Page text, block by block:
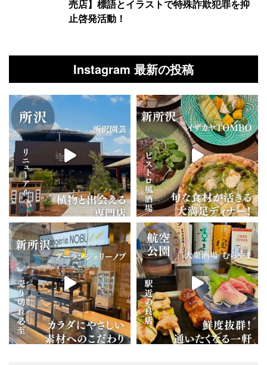
売店】標語とイラストで特殊詐欺犯罪を抑
止啓発活動！
Instagram 最新の投稿